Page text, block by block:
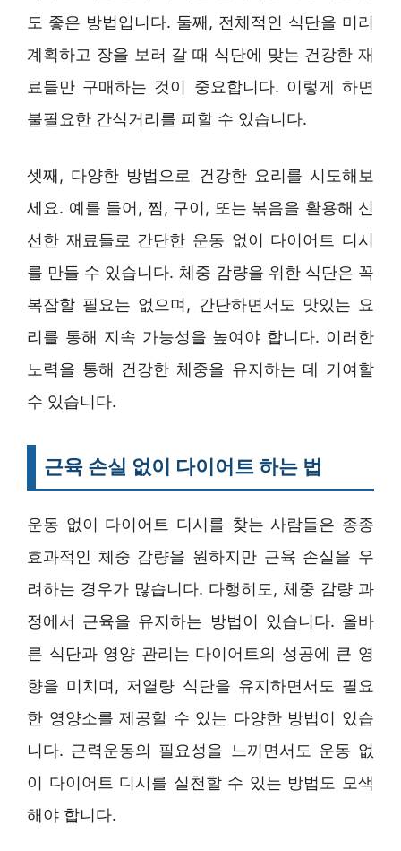
도 좋은 방법입니다. 둘째, 전체적인 식단을 미리
계획하고 장을 보러 갈 때 식단에 맞는 건강한 재
료들만 구매하는 것이 중요합니다. 이렇게 하면
불필요한 간식거리를 피할 수 있습니다.
셋째, 다양한 방법으로 건강한 요리를 시도해보
세요. 예를 들어, 찜, 구이, 또는 볶음을 활용해 신
선한 재료들로 간단한 운동 없이 다이어트 디시
를 만들 수 있습니다. 체중 감량을 위한 식단은 꼭
복잡할 필요는 없으며, 간단하면서도 맛있는 요
리를 통해 지속 가능성을 높여야 합니다. 이러한
노력을 통해 건강한 체중을 유지하는 데 기여할
수 있습니다.
근육 손실 없이 다이어트 하는 법
운동 없이 다이어트 디시를 찾는 사람들은 종종
효과적인 체중 감량을 원하지만 근육 손실을 우
려하는 경우가 많습니다. 다행히도, 체중 감량 과
정에서 근육을 유지하는 방법이 있습니다. 올바
른 식단과 영양 관리는 다이어트의 성공에 큰 영
향을 미치며, 저열량 식단을 유지하면서도 필요
한 영양소를 제공할 수 있는 다양한 방법이 있습
니다. 근력운동의 필요성을 느끼면서도 운동 없
이 다이어트 디시를 실천할 수 있는 방법도 모색
해야 합니다.